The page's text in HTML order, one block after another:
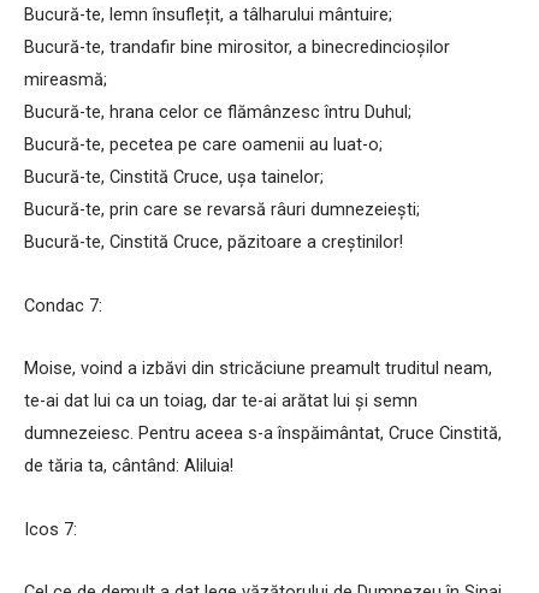
Bucură-te, lemn însuflețit, a tâlharului mântuire;
Bucură-te, trandafir bine mirositor, a binecredincioșilor
mireasmă;
Bucură-te, hrana celor ce flămânzesc întru Duhul;
Bucură-te, pecetea pe care oamenii au luat-o;
Bucură-te, Cinstită Cruce, ușa tainelor;
Bucură-te, prin care se revarsă râuri dumnezeiești;
Bucură-te, Cinstită Cruce, păzitoare a creștinilor!
Condac 7:
Moise, voind a izbăvi din stricăciune preamult truditul neam,
te-ai dat lui ca un toiag, dar te-ai arătat lui și semn
dumnezeiesc. Pentru aceea s-a înspăimântat, Cruce Cinstită,
de tăria ta, cântând: Aliluia!
Icos 7: